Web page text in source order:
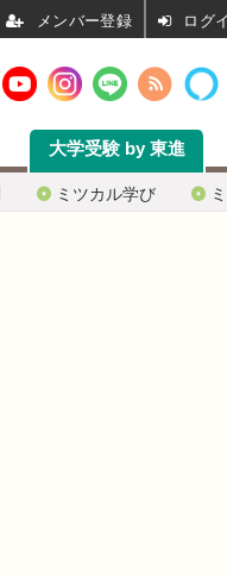
ミツカル学び
大学受験 by 東進
ログ